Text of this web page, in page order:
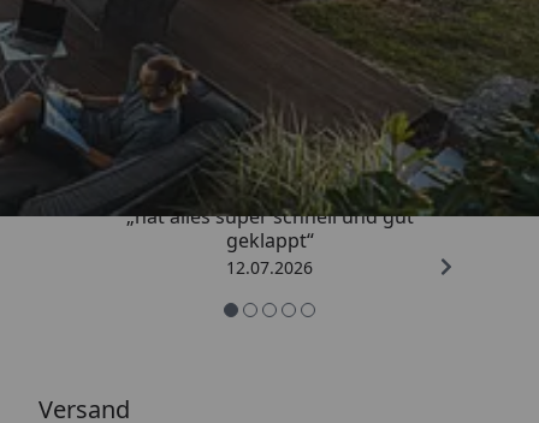
Trusted Shops
4,71/ 5
„hat alles super schnell und gut
geklappt“
12.07.2026
Versand